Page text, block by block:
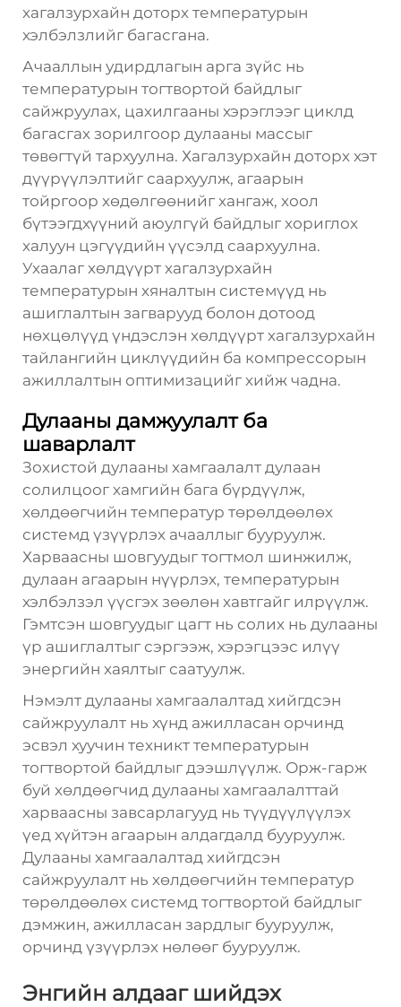
хагалзурхайн доторх температурын
хэлбэлзлийг багасгана.
Ачааллын удирдлагын арга зүйс нь
температурын тогтвортой байдлыг
сайжруулах, цахилгааны хэрэглээг циклд
багасгах зорилгоор дулааны массыг
төвөгтүй тархуулна. Хагалзурхайн доторх хэт
дүүрүүлэлтийг саархуулж, агаарын
тойргоор хөдөлгөөнийг хангаж, хоол
бүтээгдхүүний аюулгүй байдлыг хориглох
халуун цэгүүдийн үүсэлд саархуулна.
Ухаалаг хөлдүүрт хагалзурхайн
температурын хяналтын системүүд нь
ашиглалтын загварууд болон дотоод
нөхцөлүүд үндэслэн хөлдүүрт хагалзурхайн
тайлангийн циклүүдийн ба компрессорын
ажиллалтын оптимизацийг хийж чадна.
Дулааны дамжуулалт ба
шаварлалт
Зохистой дулааны хамгаалалт дулаан
солилцоог хамгийн бага бүрдүүлж,
хөлдөөгчийн температур төрөлдөөлөх
системд үзүүрлэх ачааллыг бууруулж.
Харваасны шовгуудыг тогтмол шинжилж,
дулаан агаарын нүүрлэх, температурын
хэлбэлзэл үүсгэх зөөлөн хавтгайг илрүүлж.
Гэмтсэн шовгуудыг цагт нь солих нь дулааны
үр ашиглалтыг сэргээж, хэрэгцээс илүү
энергийн хаялтыг саатуулж.
Нэмэлт дулааны хамгаалалтад хийгдсэн
сайжруулалт нь хүнд ажилласан орчинд
эсвэл хуучин техникт температурын
тогтвортой байдлыг дээшлүүлж. Орж-гарж
буй хөлдөөгчид дулааны хамгаалалттай
харваасны завсарлагууд нь түүдүүлүүлэх
үед хүйтэн агаарын алдагдалд бууруулж.
Дулааны хамгаалалтад хийгдсэн
сайжруулалт нь хөлдөөгчийн температур
төрөлдөөлөх системд тогтвортой байдлыг
дэмжин, ажилласан зардлыг бууруулж,
орчинд үзүүрлэх нөлөөг бууруулж.
Энгийн алдааг шийдэх